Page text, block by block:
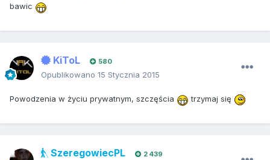
bawic
KiToL 580
Opublikowano 15 Stycznia 2015
Powodzenia w życiu prywatnym, szczęścia trzymaj się
SzeregowiecPL 2 439